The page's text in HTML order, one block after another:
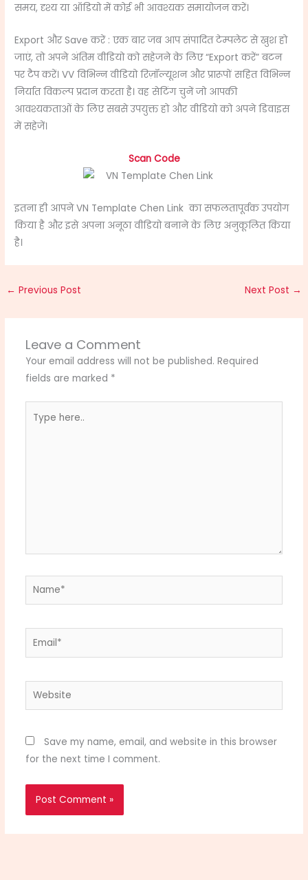
समय, दृश्य या ऑडियो में कोई भी आवश्यक समायोजन करें।
Export और Save करें : एक बार जब आप संपादित टेम्पलेट से खुश हो
जाएं, तो अपने अंतिम वीडियो को सहेजने के लिए “Export करें” बटन
पर टैप करें। VV विभिन्न वीडियो रिज़ॉल्यूशन और प्रारूपों सहित विभिन्न
निर्यात विकल्प प्रदान करता है। वह सेटिंग चुनें जो आपकी
आवश्यकताओं के लिए सबसे उपयुक्त हो और वीडियो को अपने डिवाइस
में सहेजें।
Scan Code
इतना ही आपने VN Template Chen Link का सफलतापूर्वक उपयोग
किया है और इसे अपना अनूठा वीडियो बनाने के लिए अनुकूलित किया
है।
← Previous Post Next Post →
Leave a Comment
Your email address will not be published. Required
fields are marked *
here..
Name*
Email*
Website
Save my name, email, and website in this browser
for the next time I comment.